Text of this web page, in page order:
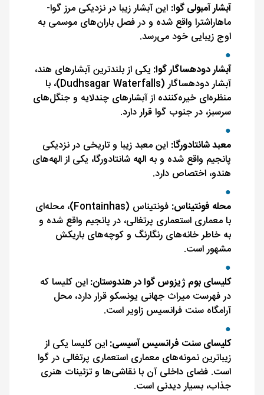
آبشار آمبولی گوا: این آبشار زیبا در نزدیکی مرز گوا-
ماهاراشترا واقع شده و در فصل باران‌های موسمی به
اوج زیبایی خود می‌رسد.
آبشار دودهساگار گوا: یکی از بلندترین آبشارهای هند،
آبشار دودهساگار (Dudhsagar Waterfalls)، با
منظره‌ای خیره‌کننده از آبشارهای چندلایه و جنگل‌های
سرسبز، در جنوب گوا قرار دارد.
معبد شانتادورگا: این معبد زیبا و تاریخی در نزدیکی
پانجیم واقع شده و به الهه شانتادورگا، یکی از الهه‌های
هندو، اختصاص دارد.
محله فونتیناس:
فونتیناس (Fontainhas)، محله‌ای
با معماری استعماری پرتغالی، در پانجیم واقع شده و
به خاطر خانه‌های رنگارنگ و کوچه‌های باریکش
مشهور است.
کلیسای بوم ژیزوس گوا در هندوستان:این کلیسا که
در فهرست میراث جهانی یونسکو قرار دارد، محل
آرامگاه سنت فرانسیس زاویر است.
کلیسای سنت فرانسیس آسیسی:این کلیسا یکی از
زیباترین نمونه‌های معماری استعماری پرتغالی در گوا
است. فضای داخلی آن با نقاشی‌ها و تزئینات هنری
جذاب، بسیار دیدنی است.